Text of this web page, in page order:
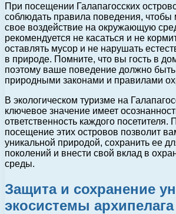
При посещении Галапагосских
соблюдать правила поведения, чтобы
свое воздействие на окружающую
рекомендуется не касаться и не
оставлять мусор и не нарушать
в природе. Помните, что вы гость в
поэтому ваше поведение должно быть
природными законами и правилами
В экологическом туризме на
ключевое значение имеет
ответственность каждого посетителя.
посещение этих островов позволит
уникальной природой, сохранить ее
поколений и внести свой вклад в
среды.
Защита и сохранение
экосистемы архипелага